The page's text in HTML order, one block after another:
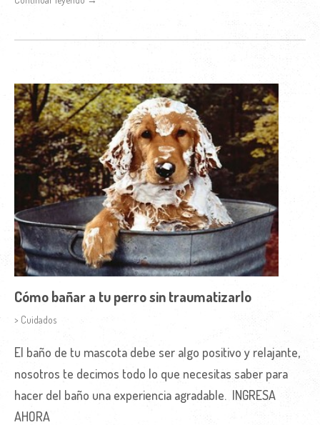
Cómo bañar a tu perro sin traumatizarlo
> Cuidados
El baño de tu mascota debe ser algo positivo y relajante,
nosotros te decimos todo lo que necesitas saber para
hacer del baño una experiencia agradable. INGRESA
AHORA